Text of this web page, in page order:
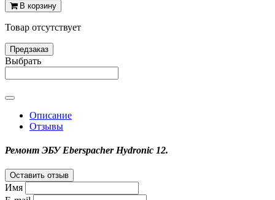
В корзину
Товар отсутствует
Предзаказ
Выбрать
Описание
Отзывы
Ремонт ЭБУ Eberspacher Hydronic 12.
Оставить отзыв
Имя